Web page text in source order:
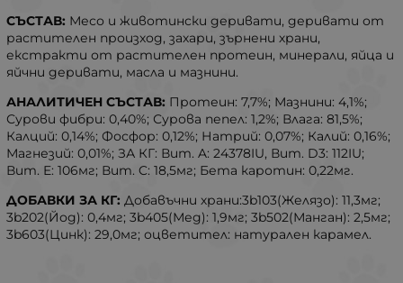
СЪСТАВ: Месо и животински деривати, деривати от
растителен произход, захари, зърнени храни,
екстракти от растителен протеин, минерали, яйца и
яйчни деривати, масла и мазнини.
АНАЛИТИЧЕН СЪСТАВ: Протеин: 7,7%; Мазнини: 4,1%;
Сурови фибри: 0,40%; Сурова пепел: 1,2%; Влага: 81,5%;
Калций: 0,14%; Фосфор: 0,12%; Натрий: 0,07%; Калий: 0,16%;
Магнезий: 0,01%; ЗА КГ: Вит. A: 24378IU, Вит. D3: 112IU;
Вит. E: 106мг; Вит. C: 18,5мг; Бета каротин: 0,22мг.
ДОБАВКИ ЗА КГ: Добавъчни храни:3b103(Желязо): 11,3мг;
3b202(Йод): 0,4мг; 3b405(Мед): 1,9мг; 3b502(Манган): 2,5мг;
3b603(Цинк): 29,0мг; оцветител: натурален карамел.